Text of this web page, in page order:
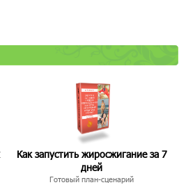
Как запустить жиросжигание за 7
дней
Готовый план-сценарий